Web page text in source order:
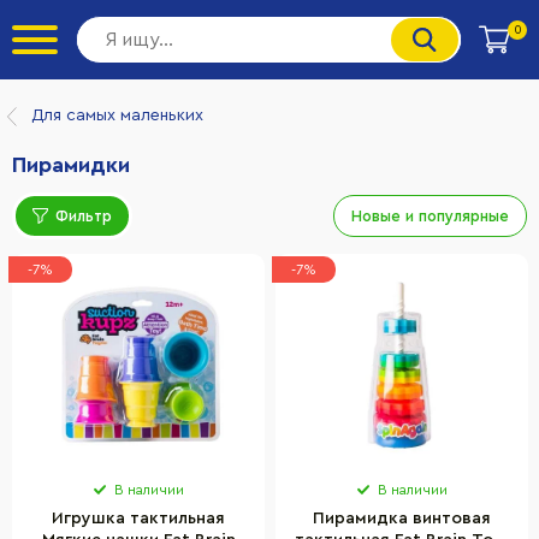
0
Для самых маленьких
Пирамидки
Фильтр Новые и популярные
-7%
В наличии
Игрушка тактильная
-7%
В наличии
Пирамидка винтовая